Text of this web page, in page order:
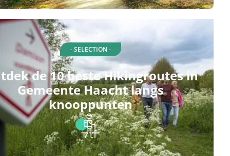
- SELECTION -
de 10 beste Hikingroutes in
Gemeente Haacht langs
knooppunten